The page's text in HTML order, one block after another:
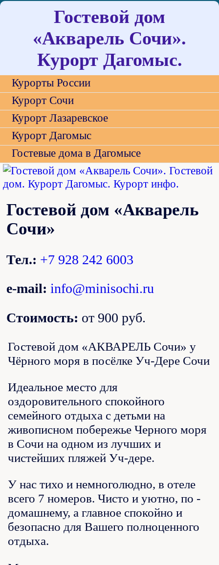
Гостевой дом
«Акварель Сочи».
Курорт Дагомыс.
Курорты России
Курорт Сочи
Курорт Лазаревское
Курорт Дагомыс
Гостевые дома в Дагомысе
Гостевой дом «Акварель
Сочи»
Тел.: +7 928 242 6003
e-mail: info@minisochi.ru
Стоимость: от 900 руб.
Гостевой дом «АКВАРЕЛЬ Сочи» у
Чёрного моря в посёлке Уч-Дере Сочи
Идеальное место для
оздоровительного спокойного
семейного отдыха с детьми на
живописном побережье Черного моря
в Сочи на одном из лучших и
чистейших пляжей Уч-дере.
У нас тихо и немноголюдно, в отеле
всего 7 номеров. Чисто и уютно, по -
домашнему, а главное спокойно и
безопасно для Вашего полноценного
отдыха.